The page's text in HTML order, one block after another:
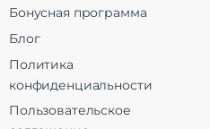
Бонусная программа
Блог
Политика
конфиденциальности
Пользовательское